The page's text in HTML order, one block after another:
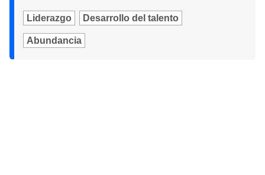
Liderazgo Desarrollo del talento
Abundancia